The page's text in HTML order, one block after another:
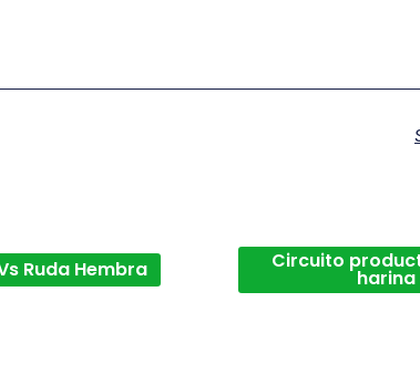
Ruda Hembra Circuito
harina